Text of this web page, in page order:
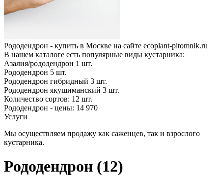
Рододендрон - купить в Москве на сайте ecoplant-pitomnik.ru
В нашем каталоге есть популярные виды кустарника:
Азалия/рододендрон 1 шт.
Рододендрон 5 шт.
Рододендрон гибридный 3 шт.
Рододендрон якушиманский 3 шт.
Количество сортов: 12 шт.
Рододендрон - цены: 14 970
Услуги
Мы осуществляем продажу как саженцев, так и взрослого
кустарника.
Рододендрон (12)